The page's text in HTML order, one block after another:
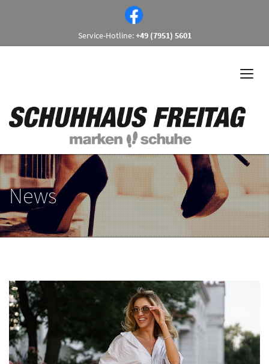
Service-Hotline:+49 (7951) 5601
News